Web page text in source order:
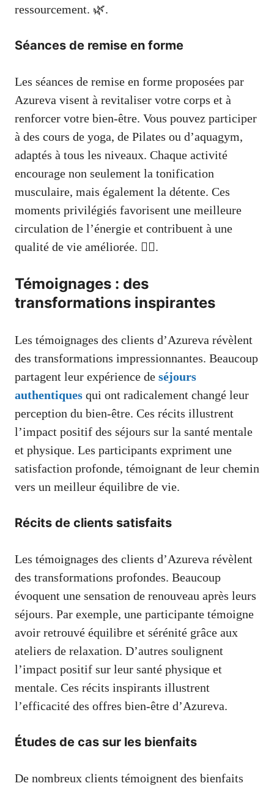
ressourcement. 🌿.
Séances de remise en forme
Les séances de remise en forme proposées par
Azureva visent à revitaliser votre corps et à
renforcer votre bien-être. Vous pouvez participer
à des cours de yoga, de Pilates ou d’aquagym,
adaptés à tous les niveaux. Chaque activité
encourage non seulement la tonification
musculaire, mais également la détente. Ces
moments privilégiés favorisent une meilleure
circulation de l’énergie et contribuent à une
qualité de vie améliorée. 🧘‍♂️.
Témoignages : des
transformations inspirantes
Les témoignages des clients d’Azureva révèlent
des transformations impressionnantes. Beaucoup
partagent leur expérience de séjours
authentiques qui ont radicalement changé leur
perception du bien-être. Ces récits illustrent
l’impact positif des séjours sur la santé mentale
et physique. Les participants expriment une
satisfaction profonde, témoignant de leur chemin
vers un meilleur équilibre de vie.
Récits de clients satisfaits
Les témoignages des clients d’Azureva révèlent
des transformations profondes. Beaucoup
évoquent une sensation de renouveau après leurs
séjours. Par exemple, une participante témoigne
avoir retrouvé équilibre et sérénité grâce aux
ateliers de relaxation. D’autres soulignent
l’impact positif sur leur santé physique et
mentale. Ces récits inspirants illustrent
l’efficacité des offres bien-être d’Azureva.
Études de cas sur les bienfaits
De nombreux clients témoignent des bienfaits